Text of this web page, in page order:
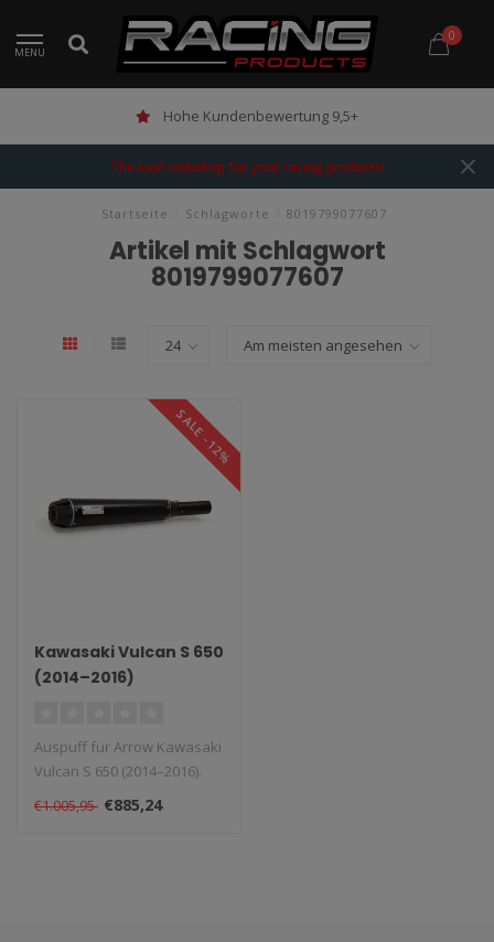
MENU
0
Hohe Kundenbewertung 9,5+
The best webshop for your racing products!
Startseite Schlagworte 8019799077607
Artikel mit Schlagwort
8019799077607
SALE -12%
Kawasaki Vulcan S 650
(2014–2016)
Auspuff für Arrow Kawasaki
Vulcan S 650 (2014–2016).
Lieferzeit: 1–4 Wochen..
€1.005,95 €885,24